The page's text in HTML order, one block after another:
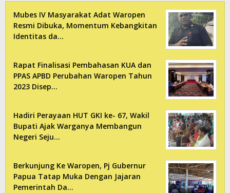
Mubes IV Masyarakat Adat Waropen
Resmi Dibuka, Momentum Kebangkitan
Identitas da…
Rapat Finalisasi Pembahasan KUA dan
PPAS APBD Perubahan Waropen Tahun
2023 Disep…
Hadiri Perayaan HUT GKI ke- 67, Wakil
Bupati Ajak Warganya Membangun
Negeri Seju…
Berkunjung Ke Waropen, Pj Gubernur
Papua Tatap Muka Dengan Jajaran
Pemerintah Da…